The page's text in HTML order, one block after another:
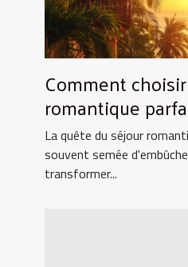
Comment
romantique
surprendre
La quête du séjour
souvent semée
transformer...